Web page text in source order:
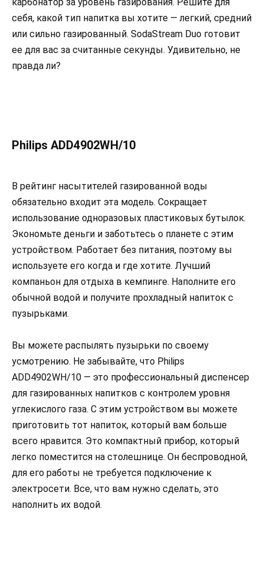
себя, какой тип напитка вы хотите — легкий, средний
или сильно газированный. SodaStream Duo готовит
ее для вас за считанные секунды. Удивительно, не
правда ли?
Philips ADD4902WH/10
В рейтинг насытителей газированной воды
обязательно входит эта модель. Сокращает
использование одноразовых пластиковых бутылок.
Экономьте деньги и заботьтесь о планете с этим
устройством. Работает без питания, поэтому вы
используете его когда и где хотите. Лучший
компаньон для отдыха в кемпинге. Наполните его
обычной водой и получите прохладный напиток с
пузырьками.
Вы можете распылять пузырьки по своему
усмотрению. Не забывайте, что Philips
ADD4902WH/10 — это профессиональный диспенсер
для газированных напитков с контролем уровня
углекислого газа. С этим устройством вы можете
приготовить тот напиток, который вам больше
всего нравится. Это компактный прибор, который
легко поместится на столешнице. Он беспроводной,
для его работы не требуется подключение к
электросети. Все, что вам нужно сделать, это
наполнить их водой.